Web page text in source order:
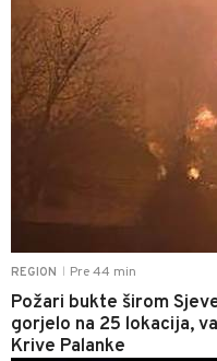
REGION Pre 44 min
Požari bukte širom
gorjelo na 25 lokacija,
Krive Palanke